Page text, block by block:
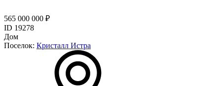
565 000 000 ₽
ID 19278
Дом
Поселок: Кристалл Истра